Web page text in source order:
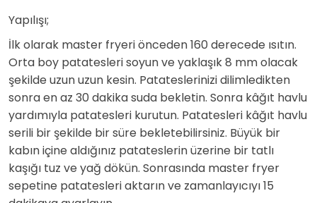
Yapılışı;
İlk olarak master fryeri önceden 160 derecede ısıtın.
Orta boy patatesleri soyun ve yaklaşık 8 mm olacak
şekilde uzun uzun kesin. Patateslerinizi dilimledikten
sonra en az 30 dakika suda bekletin. Sonra kâğıt havlu
yardımıyla patatesleri kurutun. Patatesleri kâğıt havlu
serili bir şekilde bir süre bekletebilirsiniz. Büyük bir
kabın içine aldığınız patateslerin üzerine bir tatlı
kaşığı tuz ve yağ dökün. Sonrasında master fryer
sepetine patatesleri aktarın ve zamanlayıcıyı 15